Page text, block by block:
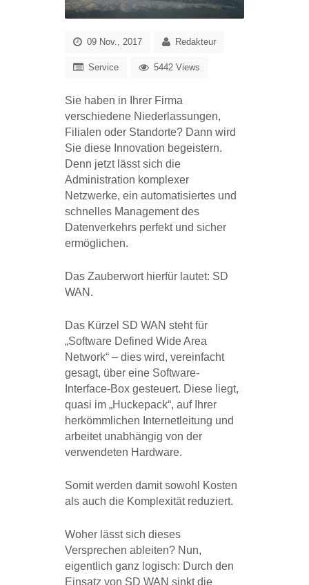
09 Nov., 2017 Redakteur
Service 5442 Views
Sie haben in Ihrer Firma
verschiedene Niederlassungen,
Filialen oder Standorte? Dann wird
Sie diese Innovation begeistern.
Denn jetzt lässt sich die
Administration komplexer
Netzwerke, ein automatisiertes und
schnelles Management des
Datenverkehrs perfekt und sicher
ermöglichen.
Das Zauberwort hierfür lautet: SD
WAN.
Das Kürzel SD WAN steht für
„Software Defined Wide Area
Network“ – dies wird, vereinfacht
gesagt, über eine Software-
Interface-Box gesteuert. Diese liegt,
quasi im „Huckepack“, auf Ihrer
herkömmlichen Internetleitung und
arbeitet unabhängig von der
verwendeten Hardware.
Somit werden damit sowohl Kosten
als auch die Komplexität reduziert.
Woher lässt sich dieses
Versprechen ableiten? Nun,
eigentlich ganz logisch: Durch den
Einsatz von SD WAN sinkt die